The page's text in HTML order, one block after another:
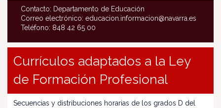
Contacto: Departamento de Educación
Correo electrónico: educacion.informacion@navarra.es
Teléfono: 848 42 65 00
Currículos adaptados a la Ley
de Formación Profesional
Secuencias y distribuciones horarias de los grados D del